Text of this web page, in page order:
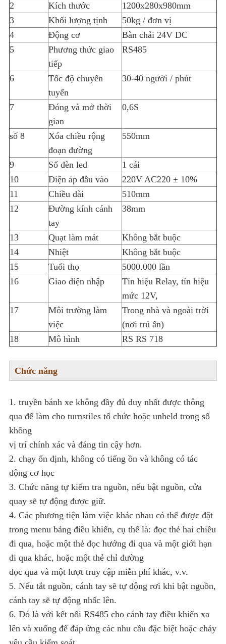
2
Kích thước
1200x280x980mm
3
Khối lượng tịnh
50kg / đơn vị
4
Động cơ
Bàn chải 24V DC
5
Phương thức giao
tiếp
RS485
6
Tốc độ chuyển
tuyến
30-40 người / phút
7
Đóng và mở thời
gian
0,6S
số 8
Xóa chiều rộng
đoạn đường
550mm
9 Số đèn led
1 cái
10
Điện áp đầu vào
220V AC220 ± 10%
11
Chiều dài
510mm
12
Đường kính cánh
tay
38mm
13 Quạt làm mát
Không bắt buộc
14
Nhiệt
Không bắt buộc
15
Tuổi thọ
5000.000 lần
16
Giao diện nhập
Tín hiệu Relay, tín hiệu
mức 12V,
17
Môi trường làm
việc
Trong nhà và ngoài trời
(nơi trú ẩn)
18
Mô hình RS RS 718
Chức năng
1. truyền bánh xe không đầy đủ duy nhất được thông
qua để làm cho turnstiles tổ chức hoặc unheld trong số
không
vị trí chính xác và đáng tin cậy hơn.
2. chạy ổn định, không có tiếng ồn và không có tác
động cơ học
3. Chức năng tự kiểm tra nguồn, nếu bật nguồn, cửa
quay sẽ tự động được giữ.
4. Các phương tiện làm việc khác nhau có thể được đặt
trong menu bảng điều khiển, cụ thể là: đọc thẻ hai chiều
đi qua, hoặc một thẻ đọc hướng đi qua và một giới hạn
đi qua khác, hoặc một thẻ chỉ đường
đọc qua và một lượt truy cập miễn phí khác, v.v.
5. Nếu tắt nguồn, cánh tay sẽ tự động rơi khi bật nguồn,
cánh tay sẽ tự động nhấc lên.
6. Đó là với kết nối RS485 cho cánh tay điều khiển xa
lên và xuống để đáp ứng các nhu cầu đặc biệt hoặc cháy